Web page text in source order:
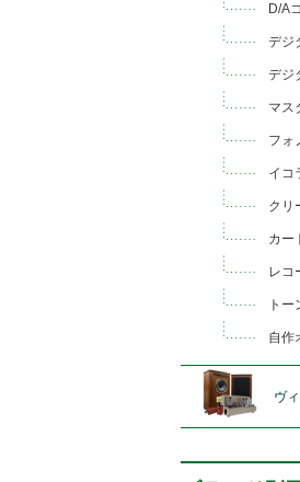
D/A
デジ
デジ
マス
フォ
イコ
クリ
カー
レコ
トー
自作
ヴ